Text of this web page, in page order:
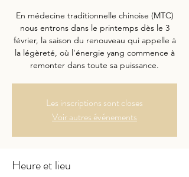
En médecine traditionnelle chinoise (MTC)
nous entrons dans le printemps dès le 3
février, la saison du renouveau qui appelle à
la légèreté, où l'énergie yang commence à
remonter dans toute sa puissance.
Les inscriptions sont closes
Voir autres événements
Heure et lieu